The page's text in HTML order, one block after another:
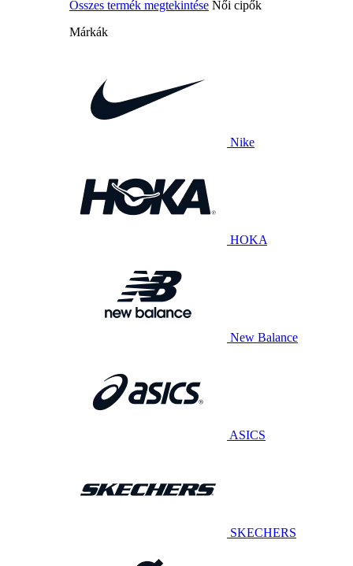
Összes termék megtekintése Női cipők
Márkák
Nike
HOKA
New Balance
ASICS
SKECHERS